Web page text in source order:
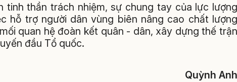
thần trách nhiệm, sự chung tay của lực lượng
hỗ trợ người dân vùng biên nâng cao chất lượng
quan hệ đoàn kết quân - dân, xây dựng thế trận
đầu Tổ quốc.
Quỳnh Anh